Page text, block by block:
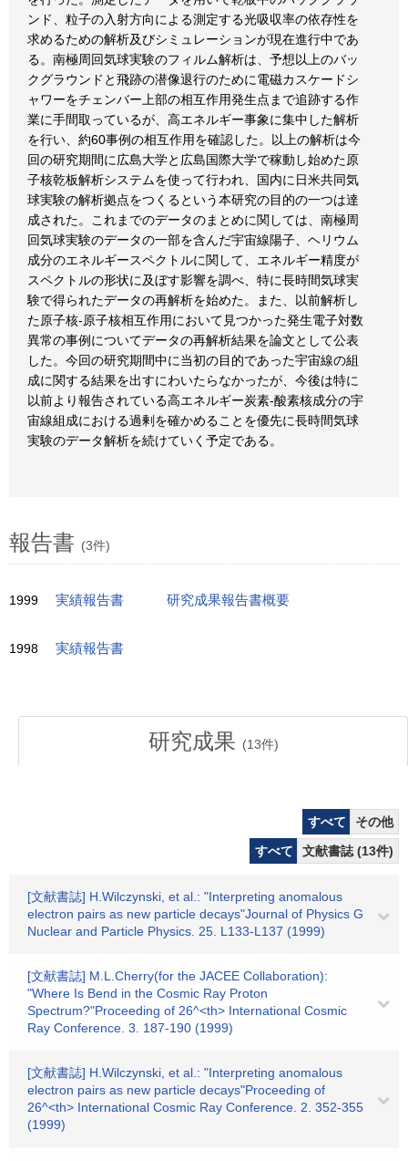
ンド、粒子の入射方向による測定する光吸収率の依存性を
求めるための解析及びシミュレーションが現在進行中であ
る。南極周回気球実験のフィルム解析は、予想以上のバッ
クグラウンドと飛跡の潜像退行のために電磁カスケードシ
ャワーをチェンバー上部の相互作用発生点まで追跡する作
業に手間取っているが、高エネルギー事象に集中した解析
を行い、約60事例の相互作用を確認した。以上の解析は今
回の研究期間に広島大学と広島国際大学で稼動し始めた原
子核乾板解析システムを使って行われ、国内に日米共同気
球実験の解析拠点をつくるという本研究の目的の一つは達
成された。これまでのデータのまとめに関しては、南極周
回気球実験のデータの一部を含んだ宇宙線陽子、ヘリウム
成分のエネルギースペクトルに関して、エネルギー精度が
スペクトルの形状に及ぼす影響を調べ、特に長時間気球実
験で得られたデータの再解析を始めた。また、以前解析し
た原子核-原子核相互作用において見つかった発生電子対数
異常の事例についてデータの再解析結果を論文として公表
した。今回の研究期間中に当初の目的であった宇宙線の組
成に関する結果を出すにわいたらなかったが、今後は特に
以前より報告されている高エネルギー炭素-酸素核成分の宇
宙線組成における過剰を確かめることを優先に長時間気球
実験のデータ解析を続けていく予定である。
報告書 (3件)
1999 実績報告書 研究成果報告書概要
1998 実績報告書
研究成果 (13件)
すべて
その他
すべて
文献書誌 (13件)
[文献書誌] H.Wilczynski, et al.: "Interpreting anomalous
electron pairs as new particle decays"Journal of Physics G
Nuclear and Particle Physics. 25. L133-L137 (1999)
[文献書誌] M.L.Cherry(for the JACEE Collaboration):
"Where Is Bend in the Cosmic Ray Proton
Spectrum?"Proceeding of 26^<th> International Cosmic
Ray Conference. 3. 187-190 (1999)
[文献書誌] H.Wilczynski, et al.: "Interpreting anomalous
electron pairs as new particle decays"Proceeding of
26^<th> International Cosmic Ray Conference. 2. 352-355
(1999)